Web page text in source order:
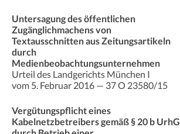
Untersagung des öffentlichen
Zugänglichmachens von
Textausschnitten aus Zeitungsartikeln
durch
Medienbeobachtungsunternehmen
Urteil des Landgerichts München I
vom 5. Februar 2016 — 37 O 23580/15
Vergütungspflicht eines
Kabelnetzbetreibers gemäß § 20 b UrhG